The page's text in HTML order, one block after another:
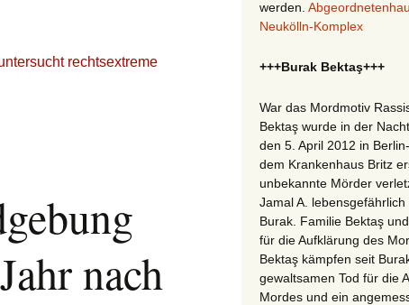
rechtsextreme
nach
werden.
Neukölln-Komplex
+++Burak Bektaş+++
War das Mordmotiv
Bektaş wurde in der
den 5. April 2012 in
dem Krankenhaus Britz
unbekannte Mörder
Jamal A.
Burak. Familie Bektaş
für die Aufklärung des
Bektaş kämpfen seit
gewaltsamen Tod für die
Mordes und ein